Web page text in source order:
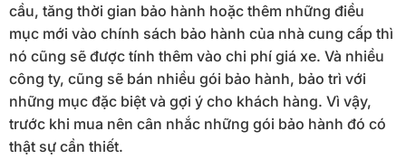
cầu, tăng thời gian bảo hành hoặc thêm những điều
mục mới vào chính sách bảo hành của nhà cung cấp thì
nó cũng sẽ được tính thêm vào chi phí giá xe. Và nhiều
công ty, cũng sẽ bán nhiều gói bảo hành, bảo trì với
những mục đặc biệt và gợi ý cho khách hàng. Vì vậy,
trước khi mua nên cân nhắc những gói bảo hành đó có
thật sự cần thiết.